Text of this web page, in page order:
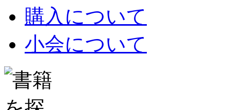
購入について
小会について